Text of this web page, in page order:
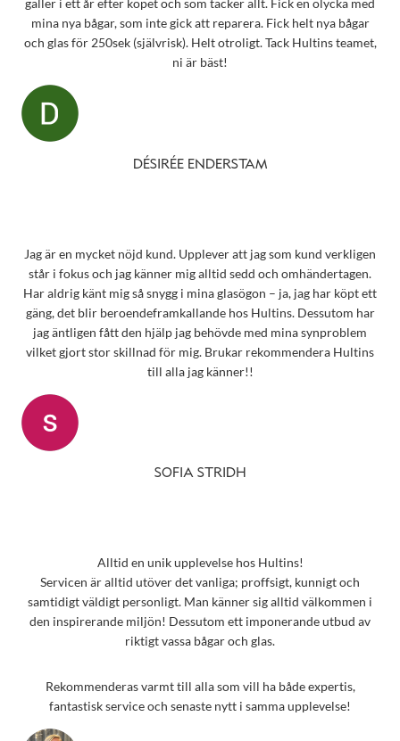
gäller i ett år efter köpet och som täcker allt. Fick en olycka med
mina nya bågar, som inte gick att reparera. Fick helt nya bågar
och glas för 250sek (självrisk). Helt otroligt. Tack Hultins teamet,
ni är bäst!
DÉSIRÉE ENDERSTAM
Jag är en mycket nöjd kund. Upplever att jag som kund verkligen
står i fokus och jag känner mig alltid sedd och omhändertagen.
Har aldrig känt mig så snygg i mina glasögon – ja, jag har köpt ett
gäng, det blir beroendeframkallande hos Hultins. Dessutom har
jag äntligen fått den hjälp jag behövde med mina synproblem
vilket gjort stor skillnad för mig. Brukar rekommendera Hultins
till alla jag känner!!
SOFIA STRIDH
Alltid en unik upplevelse hos Hultins!
Servicen är alltid utöver det vanliga; proffsigt, kunnigt och
samtidigt väldigt personligt. Man känner sig alltid välkommen i
den inspirerande miljön! Dessutom ett imponerande utbud av
riktigt vassa bågar och glas.
Rekommenderas varmt till alla som vill ha både expertis,
fantastisk service och senaste nytt i samma upplevelse!